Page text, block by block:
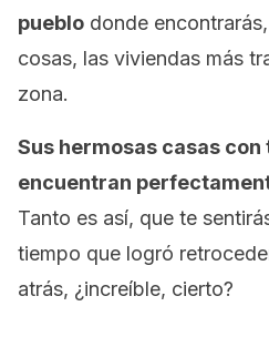
pueblo donde
cosas, las viviendas más
zona.
Sus hermosas casas
encuentran
Tanto es así, que te
tiempo que logró
atrás, ¿increíble, cierto?